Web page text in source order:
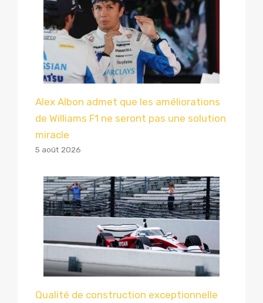
Alex Albon admet que les améliorations
de Williams F1 ne seront pas une solution
miracle
5 août 2026
Qualité de construction exceptionnelle